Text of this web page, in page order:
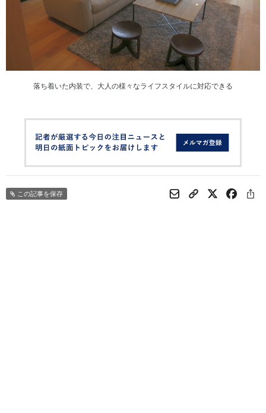
落ち着いた内装で、大人の様々なライフスタイルに対応できる
この記事を保存